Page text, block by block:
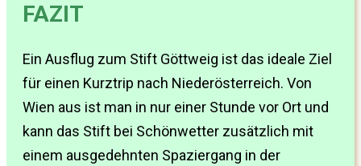
FAZIT
Ein Ausflug zum Stift Göttweig ist das ideale Ziel
für einen Kurztrip nach Niederösterreich. Von
Wien aus ist man in nur einer Stunde vor Ort und
kann das Stift bei Schönwetter zusätzlich mit
einem ausgedehnten Spaziergang in der